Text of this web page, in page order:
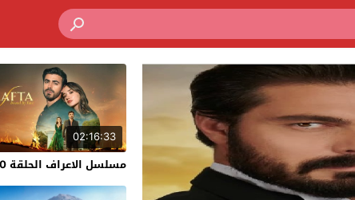
02:16:33
مسلسل الاعراف الحلقة 40